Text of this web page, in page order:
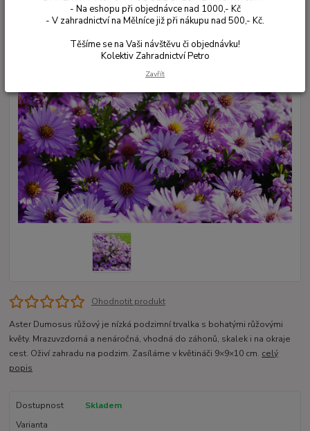
Ohodnotit produkt
Aster Dumosus růžový je nízká podzimní trvalka s bohatými růžovými
květy. Mrazuvzdorná a nenáročná, vhodná do záhonů, skalek i na okraje
cest. Oživí zahradu na podzim. Zasíláme v květináči 9×9×10 cm. celý
popis
Dostupnost
Skladem
Varianta
- Na eshopu při objednávce nad 1000,- Kč
- V zahradnictví na Mělníce již při nákupu nad 500,- Kč.
Těšíme se na Vaši návštěvu či objednávku!
Kolektiv Zahradnictví Petro
Zavřít